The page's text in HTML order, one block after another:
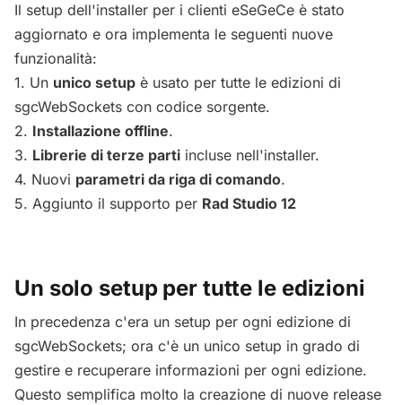
Il setup dell'installer per i clienti eSeGeCe è stato
aggiornato e ora implementa le seguenti nuove
funzionalità:
1. Un unico setup è usato per tutte le edizioni di
sgcWebSockets con codice sorgente.
2. Installazione offline.
3. Librerie di terze parti incluse nell'installer.
4. Nuovi parametri da riga di comando.
5. Aggiunto il supporto per Rad Studio 12
Un solo setup per tutte le edizioni
In precedenza c'era un setup per ogni edizione di
sgcWebSockets; ora c'è un unico setup in grado di
gestire e recuperare informazioni per ogni edizione.
Questo semplifica molto la creazione di nuove release